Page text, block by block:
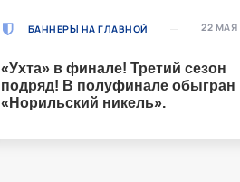
БАННЕРЫ НА ГЛАВНОЙ
«Ухта» в финале! Третий сезон
подряд! В полуфинале обыгран
«Норильский никель».
22 МАЯ